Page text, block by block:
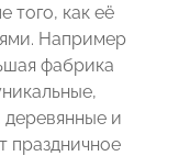
того, как её
Например
фабрика
и
праздничное